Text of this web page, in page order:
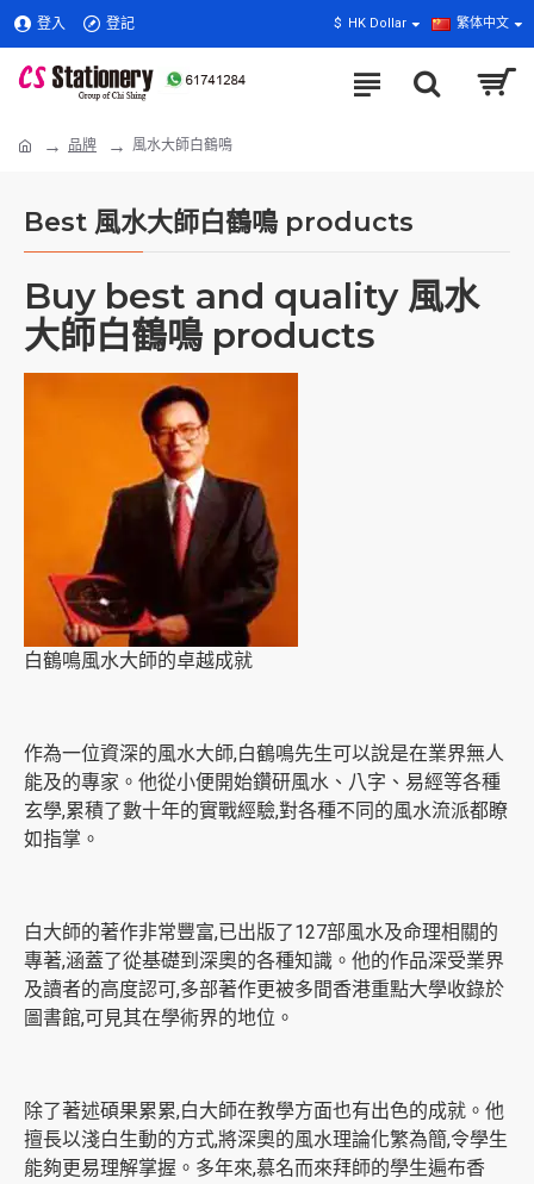
登入 登記 $ HK Dollar 繁体中文
品牌 風水大師白鶴鳴
Best 風水大師白鶴鳴 products
Buy best and quality 風水
大師白鶴鳴 products
白鶴鳴風水大師的卓越成就
作為一位資深的風水大師,白鶴鳴先生可以說是在業界無人
能及的專家。他從小便開始鑽研風水、八字、易經等各種
玄學,累積了數十年的實戰經驗,對各種不同的風水流派都瞭
如指掌。
白大師的著作非常豐富,已出版了127部風水及命理相關的
專著,涵蓋了從基礎到深奧的各種知識。他的作品深受業界
及讀者的高度認可,多部著作更被多間香港重點大學收錄於
圖書館,可見其在學術界的地位。
除了著述碩果累累,白大師在教學方面也有出色的成就。他
擅長以淺白生動的方式,將深奧的風水理論化繁為簡,令學生
能夠更易理解掌握。多年來,慕名而來拜師的學生遍布香